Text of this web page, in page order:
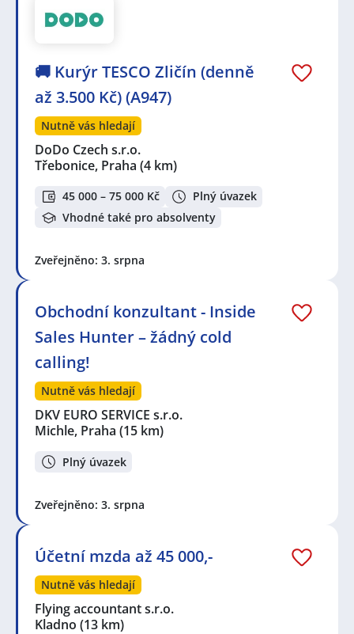
🚚 Kurýr TESCO Zličín (denně
až 3.500 Kč) (A947)
Nutně vás hledají
DoDo Czech s.r.o.
Třebonice, Praha (4 km)
45 000 – 75 000 Kč
Plný úvazek
Vhodné také pro absolventy
Zveřejněno: 3. srpna
Obchodní konzultant - Inside
Sales Hunter – žádný cold
calling!
Nutně vás hledají
DKV EURO SERVICE s.r.o.
Michle, Praha (15 km)
Plný úvazek
Zveřejněno: 3. srpna
Účetní mzda až 45 000,-
Nutně vás hledají
Flying accountant s.r.o.
Kladno (13 km)